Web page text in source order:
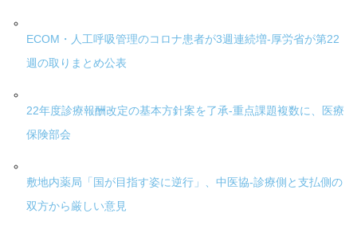
ECOM・人工呼吸管理のコロナ患者が3週連続増-厚労省が第22
週の取りまとめ公表
22年度診療報酬改定の基本方針案を了承-重点課題複数に、医療
保険部会
敷地内薬局「国が目指す姿に逆行」、中医協-診療側と支払側の
双方から厳しい意見